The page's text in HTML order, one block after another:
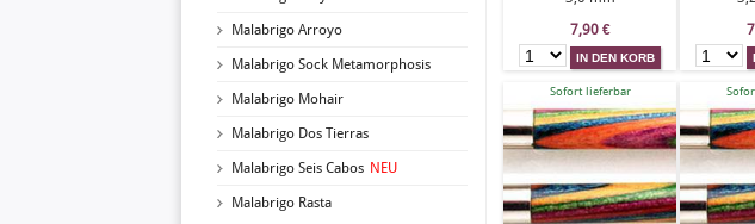
Malabrigo Arroyo
Malabrigo Sock Metamorphosis
Malabrigo Mohair
Malabrigo Dos Tierras
Malabrigo Seis Cabos NEU
Malabrigo Rasta
7,90 €
Sofort lieferbar